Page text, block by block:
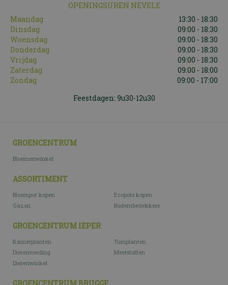
OPENINGSUREN NEVELE
Maandag
13:30 - 18:30
Dinsdag
09:00 - 18:30
Woensdag
09:00 - 18:30
Donderdag
09:00 - 18:30
Vrijdag
09:00 - 18:30
Zaterdag
09:00 - 18:00
Zondag
09:00 - 17:00
Feestdagen: 9u30-12u30
GROENCENTRUM
Bloemenwinkel
ASSORTIMENT
Bloempot kopen
Ecopots kopen
Gazon
Bodembedekkers
GROENCENTRUM IEPER
Kamerplanten
Tuinplanten
Dierenvoeding
Meststoffen
Dierenwinkel